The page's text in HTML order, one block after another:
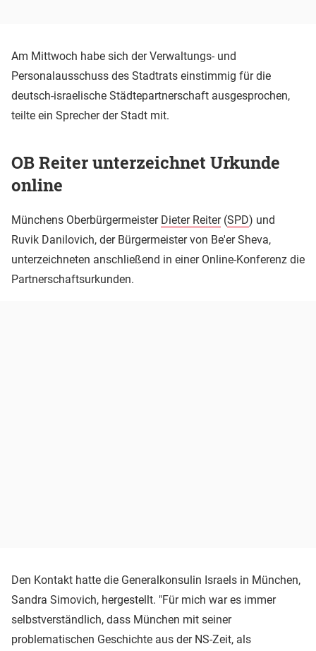
Am Mittwoch habe sich der Verwaltungs- und
Personalausschuss des Stadtrats einstimmig für die
deutsch-israelische Städtepartnerschaft ausgesprochen,
teilte ein Sprecher der Stadt mit.
OB Reiter unterzeichnet Urkunde
online
Münchens Oberbürgermeister Dieter Reiter(SPD) und
Ruvik Danilovich, der Bürgermeister von Be'er Sheva,
unterzeichneten anschließend in einer Online-Konferenz die
Partnerschaftsurkunden.
Den Kontakt hatte die Generalkonsulin Israels in München,
Sandra Simovich, hergestellt. "Für mich war es immer
selbstverständlich, dass München mit seiner
problematischen Geschichte aus der NS-Zeit, als